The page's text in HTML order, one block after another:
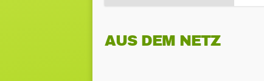
AUS DEM NETZ